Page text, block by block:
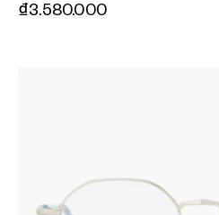
₫3.580.000